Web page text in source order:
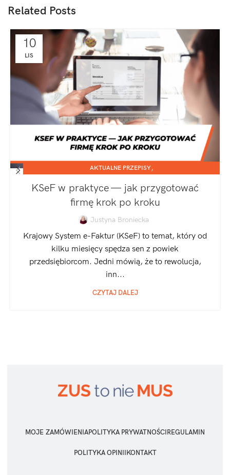
Related Posts
10
LIS
AKTUALNE PRZEPISY,
SPÓŁKA Z O.O.
KSeF w praktyce — jak przygotować
firmę krok po kroku
Justyna Broniecka
Krajowy System e-Faktur (KSeF) to temat, który od
kilku miesięcy spędza sen z powiek
przedsiębiorcom. Jedni mówią, że to rewolucja,
inn...
CZYTAJ DALEJ
MOJE ZAMÓWIENIAPOLITYKA PRYWATNOŚCI REGULAMIN
POLITYKA OPINII KONTAKT